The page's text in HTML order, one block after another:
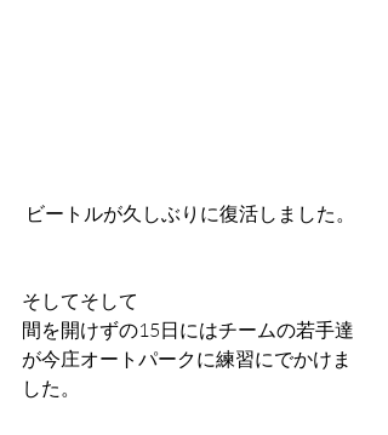
ビートルが久しぶりに復活しました。
そしてそして
間を開けずの15日にはチームの若手達
が今庄オートパークに練習にでかけま
した。